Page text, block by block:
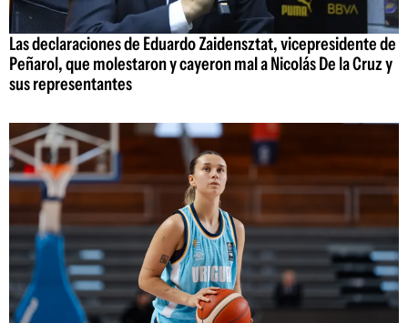
Las declaraciones de Eduardo Zaidensztat, vicepresidente de
Peñarol, que molestaron y cayeron mal a Nicolás De la Cruz y
sus representantes